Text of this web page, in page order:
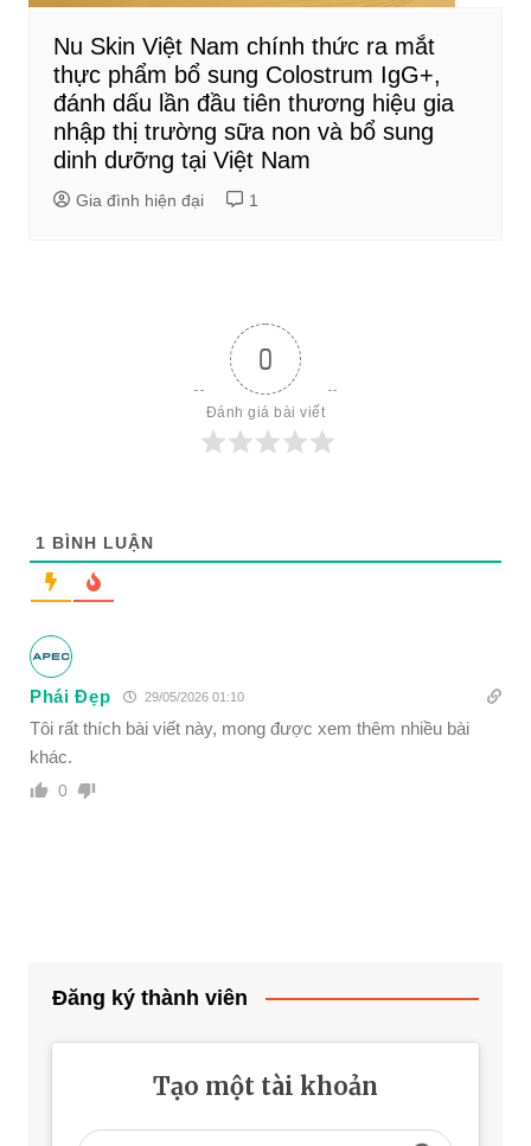
Nu Skin Việt Nam chính thức ra mắt
thực phẩm bổ sung Colostrum IgG+,
đánh dấu lần đầu tiên thương hiệu gia
nhập thị trường sữa non và bổ sung
dinh dưỡng tại Việt Nam
Gia đình hiện đại 1
0
Đánh giá bài viết
1 BÌNH LUẬN
Phái Đẹp 29/05/2026 01:10
Tôi rất thích bài viết này, mong được xem thêm nhiều bài
khác.
0
Đăng ký thành viên
Tạo một tài khoản